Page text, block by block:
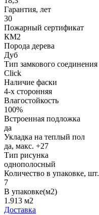
Гарантия, лет
30
Пожарный сертификат
КМ2
Порода дерева
Дуб
Тип замкового соединения
Click
Наличие фаски
4-х сторонняя
Влагостойкость
100%
Встроенная подложка
да
Укладка на теплый пол
да, макс. +27
Тип рисунка
однополосный
Количество в упаковке, шт.
7
В упаковке(м2)
1.913 м2
Доставка